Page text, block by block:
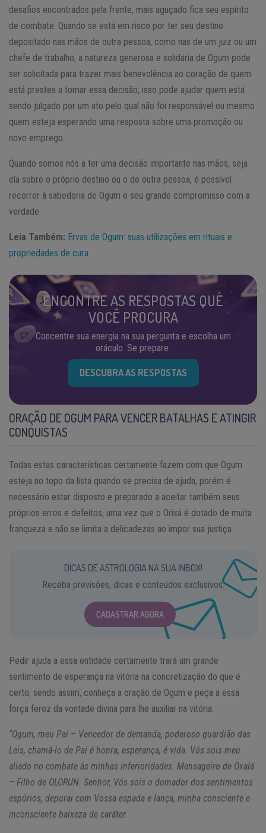
desafios encontrados pela frente, mais aguçado fica seu espírito
de combate. Quando se está em risco por ter seu destino
depositado nas mãos de outra pessoa, como nas de um juiz ou um
chefe de trabalho, a natureza generosa e solidária de Ogum pode
ser solicitada para trazer mais benevolência ao coração de quem
está prestes a tomar essa decisão; isso pode ajudar quem está
sendo julgado por um ato pelo qual não foi responsável ou mesmo
quem esteja esperando uma resposta sobre uma promoção ou
novo emprego.
Quando somos nós a ter uma decisão importante nas mãos, seja
ela sobre o próprio destino ou o de outra pessoa, é possível
recorrer à sabedoria de Ogum e seu grande compromisso com a
verdade.
Leia Também: Ervas de Ogum: suas utilizações em rituais e
propriedades de cura
ENCONTRE AS RESPOSTAS QUE
VOCÊ PROCURA
Concentre sua energia na sua pergunta e escolha um
oráculo. Se prepare.
DESCUBRA AS RESPOSTAS
ORAÇÃO DE OGUM PARA VENCER BATALHAS E ATINGIR
CONQUISTAS
Todas estas características certamente fazem com que Ogum
esteja no topo da lista quando se precisa de ajuda, porém é
necessário estar disposto e preparado a aceitar também seus
próprios erros e defeitos, uma vez que o Orixá é dotado de muita
franqueza e não se limita a delicadezas ao impor sua justiça.
DICAS DE ASTROLOGIA NA SUA INBOX!
Receba previsões, dicas e conteúdos exclusivos.
CADASTRAR AGORA
Pedir ajuda a essa entidade certamente trará um grande
sentimento de esperança na vitória na concretização do que é
certo; sendo assim, conheça a oração de Ogum e peça a essa
força feroz da vontade divina para lhe auxiliar na vitória.
“Ogum, meu Pai – Vencedor de demanda, poderoso guardião das
Leis, chamá-lo de Pai é honra, esperança, é vida. Vós sois meu
aliado no combate às minhas inferioridades. Mensageiro de Oxalá
– Filho de OLORUN. Senhor, Vós sois o domador dos sentimentos
espúrios, depurai com Vossa espada e lança, minha consciente e
inconsciente baixeza de caráter.